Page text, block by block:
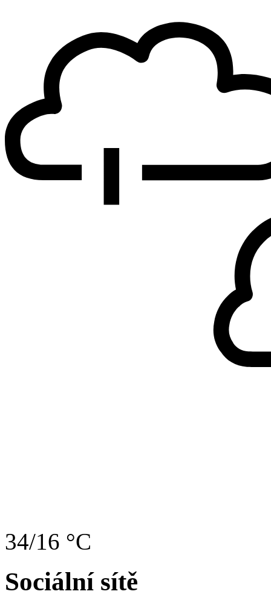
34/16 °C
Sociální sítě